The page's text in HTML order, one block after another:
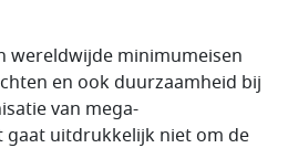
wereldwijde minimumeisen
en ook duurzaamheid bij
van mega-
gaat uitdrukkelijk niet om de